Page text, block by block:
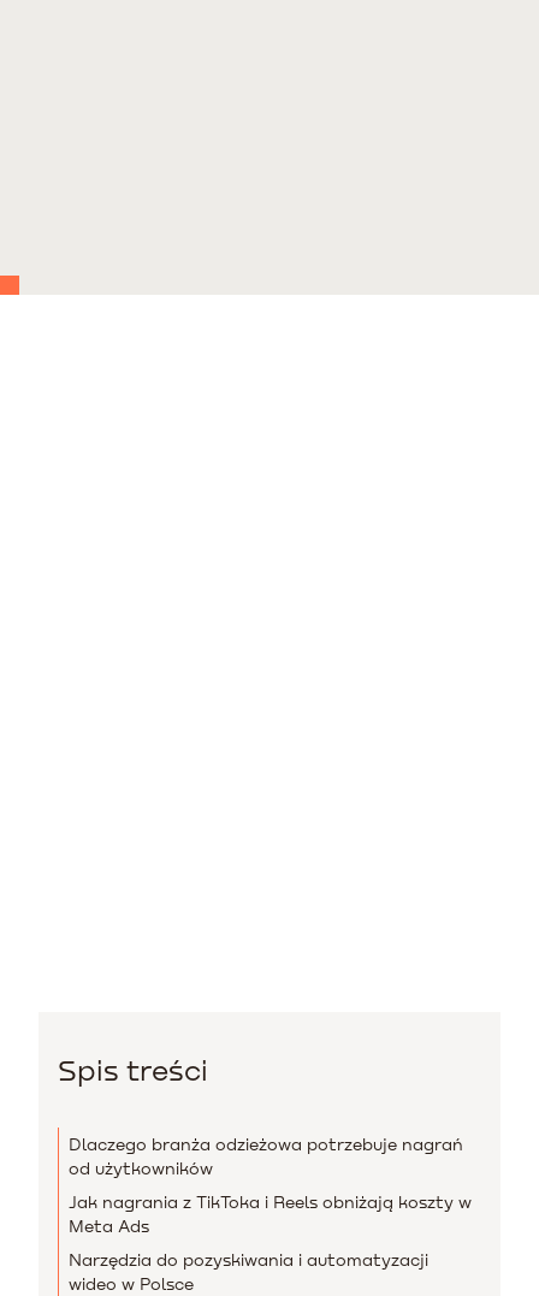
Spis treści
Dlaczego branża odzieżowa potrzebuje nagrań
od użytkowników
Jak nagrania z TikToka i Reels obniżają koszty w
Meta Ads
Narzędzia do pozyskiwania i automatyzacji
wideo w Polsce